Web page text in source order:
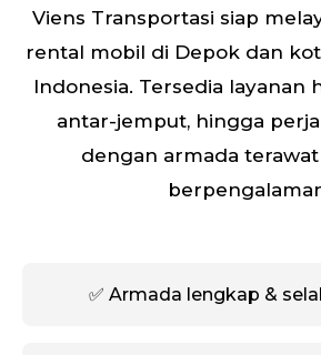
Viens Transportasi siap
rental mobil di Depok dan
Indonesia. Tersedia layanan
antar-jemput, hingga
dengan armada
✅ Armada lengkap &